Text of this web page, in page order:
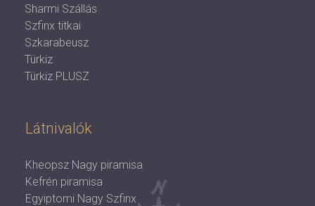
Sharmi Szállás
Szfinx titkai
Szkarabeusz
Türkiz
Türkiz PLUSZ
Látnivalók
Kheopsz Nagy piramisa
Kefrén piramisa
Egyiptomi Nagy Szfinx